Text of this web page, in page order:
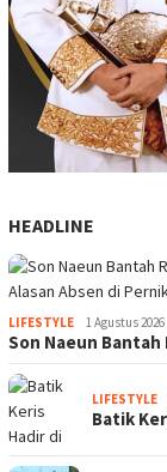
HEADLINE
LIFESTYLE 1 Agustus 2026
Son Naeun
LIFESTYLE
Batik